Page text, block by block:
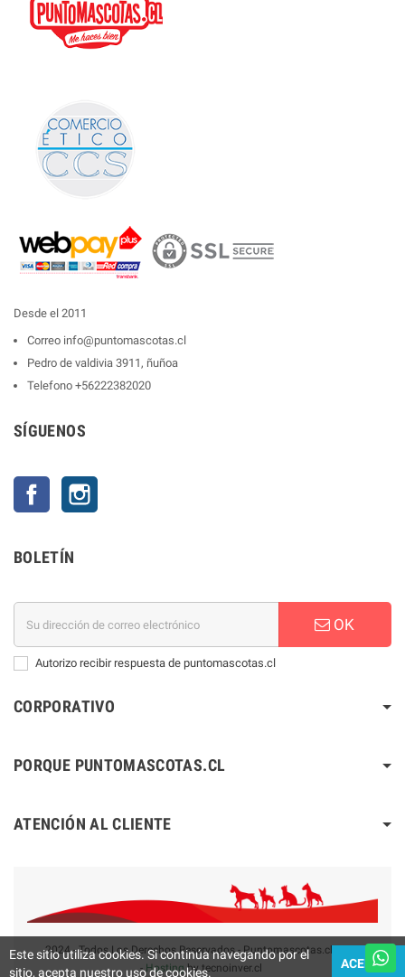
Desde el 2011
Correo info@puntomascotas.cl
Pedro de valdivia 3911, ñuñoa
Telefono +56222382020
SÍGUENOS
Facebook
BOLETÍN
OK
Autorizo recibir respuesta de puntomascotas.cl
CORPORATIVO
PORQUE PUNTOMASCOTAS.CL
ATENCIÓN AL CLIENTE
2024 - Todos Los Derechos Reservados - Puntomascotas.cl V2.0
-Hosting by tecnoinver.cl
Este sitio utiliza cookies. Si continúa navegando por el
sitio, acepta nuestro uso de cookies.
ACEPTAR